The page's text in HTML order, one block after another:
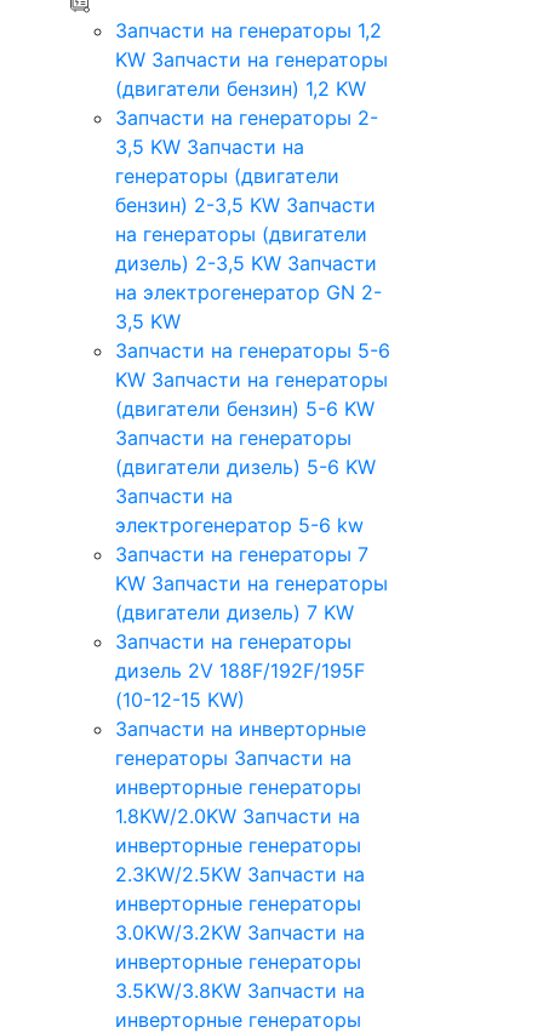
Запчасти на генераторы 1,2
KW Запчасти на генераторы
(двигатели бензин) 1,2 KW
Запчасти на генераторы 2-
3,5 KW Запчасти на
генераторы (двигатели
бензин) 2-3,5 KW Запчасти
на генераторы (двигатели
дизель) 2-3,5 KW Запчасти
на электрогенератор GN 2-
3,5 KW
Запчасти на генераторы 5-6
KW Запчасти на генераторы
(двигатели бензин) 5-6 KW
Запчасти на генераторы
(двигатели дизель) 5-6 KW
Запчасти на
электрогенератор 5-6 kw
Запчасти на генераторы 7
KW Запчасти на генераторы
(двигатели дизель) 7 KW
Запчасти на генераторы
дизель 2V 188F/192F/195F
(10-12-15 KW)
Запчасти на инверторные
генераторы Запчасти на
инверторные генераторы
1.8KW/2.0KW Запчасти на
инверторные генераторы
2.3KW/2.5KW Запчасти на
инверторные генераторы
3.0KW/3.2KW Запчасти на
инверторные генераторы
3.5KW/3.8KW Запчасти на
инверторные генераторы